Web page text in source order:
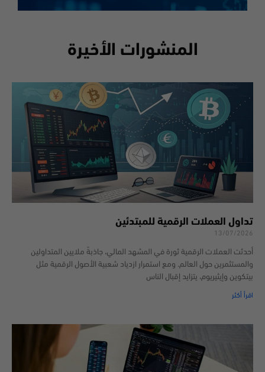
المنشورات الأخيرة
تداول العملات الرقمية للمبتدئين
13/07/2026
أحدثت العملات الرقمية ثورة في المشهد المالي، جاذبةً ملايين المتداولين
والمستثمرين حول العالم. ومع استمرار ازدياد شعبية الأصول الرقمية مثل
بيتكوين وإيثيريوم، يتزايد إقبال الناس
اقرأ أكثر